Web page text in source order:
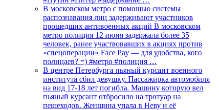
В московском метро с помощью системы
распознавания лиц задерживают участников
прошедших антивоенных акций В московском
метро полиция 12 июня задержала более 35
человек, ранее участвовавших в акциях против
«спецоперации» Face Pay — для удобства, кого
полицаев? =) #метро #полиция …
В центре Петербурга пьяный курсант военного
института сбил девушку. Пассажирка автомобиля
на вид 17-18 лет погибла. Машину которую вел
пьяный курсант отбросило на тротуар на
пешеходов. Женщина упала в Неву и её